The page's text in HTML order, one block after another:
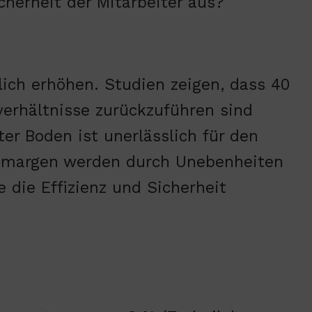
erhöhen. Studien zeigen, dass 40
zurückzuführen sind
Boden ist unerlässlich für den
werden durch Unebenheiten
die Effizienz und Sicherheit